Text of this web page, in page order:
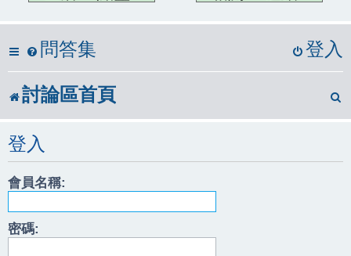
問答集 登入
討論區首頁
登入
會員名稱:
密碼: